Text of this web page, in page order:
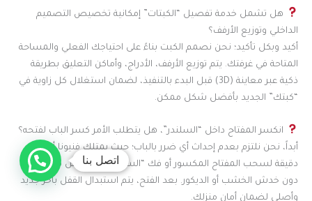
هل تشمل خدمة تفصيل “الكبتات” إمكانية تخصيص التصميم
الداخلي وتوزيع الأرفف؟
أكيد وبكل تأكيد؛ نحن نصمم الكبت بناءً على احتياجك الفعلي والمساحة
المتاحة في غرفتك. يتم توزيع الأرفف، الأدراج، وأماكن التعليق بطريقة
ذكية عبر معاينة (3D) قبل البدء بالتنفيذ، لضمان استغلال كل زاوية في
“كبتك” الجديد بأفضل شكل ممكن.
انكسر المفتاح داخل “السلندر”، هل يتطلب الأمر كسر الباب لفتحه؟
أبداً، نحن نلتزم بعدم إحداث أي ضرر بالباب؛ حيث يمتلك فنيونا أدوات
دقيقة لسحب المفتاح المكسور أو فك “السلندر” المتعطل من الخارج
دون خدش الخشب أو الديكور. بعد الفتح، يتم استبدال القفل بآخر جديد
وأصلي لضمان أمان منزلك.
اتصل بنا